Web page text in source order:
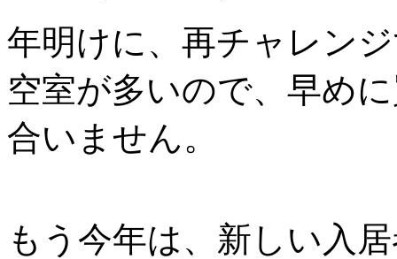
年明けに、再チャレン
空室が多いので、早め
合いません。
もう今年は、新しい入